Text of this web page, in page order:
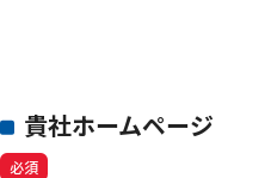
貴社ホームページ
必須